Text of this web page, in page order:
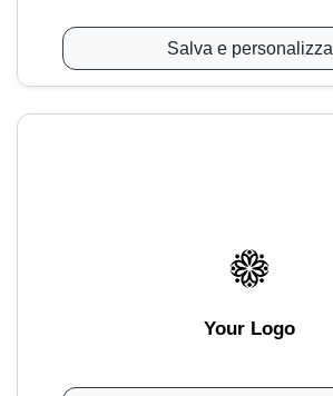
Salva e personalizza
Your Logo